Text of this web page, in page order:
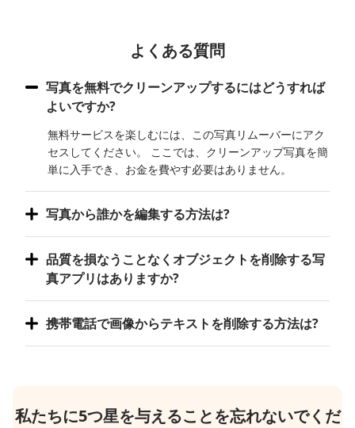
よくある質問
写真を無料でクリーンアップするにはどうすれば
よいですか?
無料サービスを楽しむには、この写真リムーバーにアク
セスしてください。 ここでは、クリーンアップ写真を簡
単に入手でき、お金を費やす必要はありません。
写真から誰かを編集する方法は?
品質を損なうことなくオブジェクトを削除する写
真アプリはありますか?
携帯電話で画像からテキストを削除する方法は?
私たちに5つ星を与えることを忘れないでくだ